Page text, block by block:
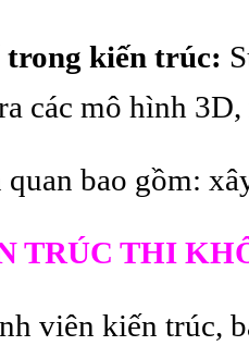
trong kiến trúc:
các mô hình
quan bao gồm:
TRÚC THI
viên kiến trúc,